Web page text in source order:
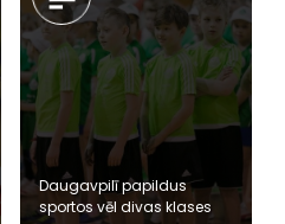
Daugavpilī papildus
sportos vēl divas klases